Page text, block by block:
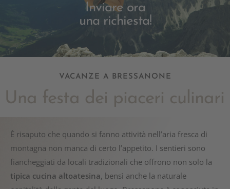
Inviare ora
una richiesta!
VACANZE A BRESSANONE
Una festa dei piaceri culinari
È risaputo che quando si fanno attività nell’aria fresca di
montagna non manca di certo l’appetito. I sentieri sono
fiancheggiati da locali tradizionali che offrono non solo la
tipica cucina altoatesina, bensì anche la naturale